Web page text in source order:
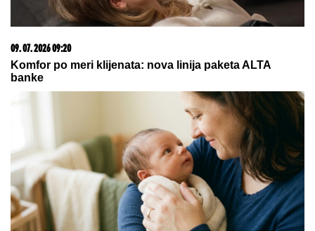
"NJU TREBA LEČITI"Marija Kulić
dobila poruku, oglasila se i otrkila
sve o odnosu Miljane i Zole